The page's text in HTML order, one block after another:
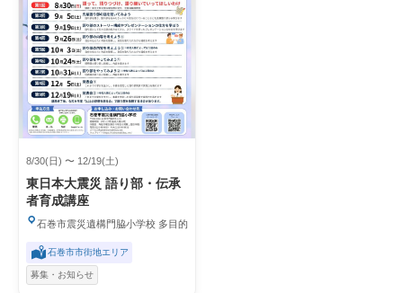
8/30(日) 〜 12/19(土)
東日本大震災 語り部・伝承
者育成講座
石巻市震災遺構門脇小学校 多目的学習室
石巻市市街地エリア
募集・お知らせ